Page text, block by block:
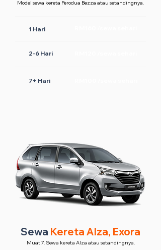
Model sewa kereta Perodua Bezza atau setandingnya.
1 Hari
2-6 Hari
7+ Hari
Sewa Kereta Alza, Exora
Muat 7. Sewa kereta Alza atau setandingnya.